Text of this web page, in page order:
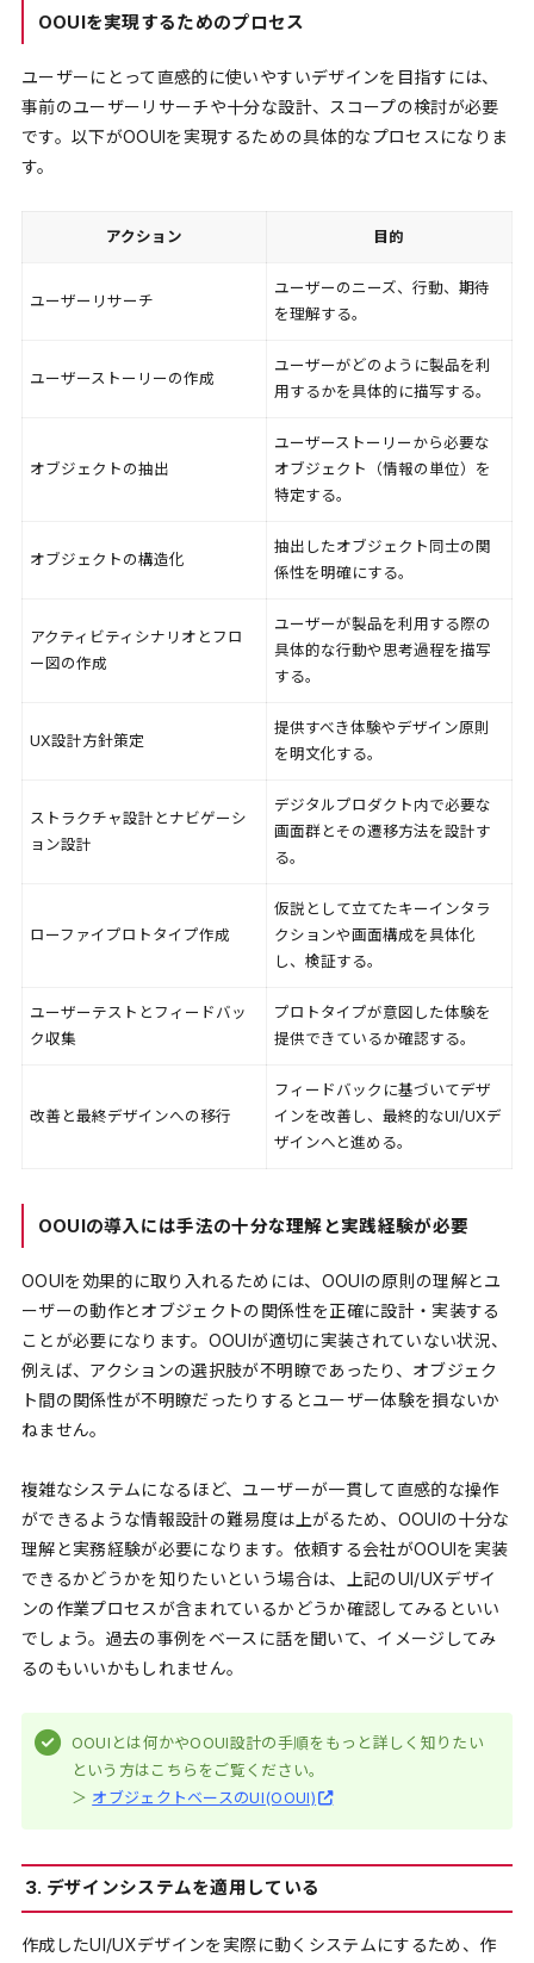
OOUIを実現するためのプロセス
ユーザーにとって直感的に使いやすいデザインを目指すには、
事前のユーザーリサーチや十分な設計、スコープの検討が必要
です。以下がOOUIを実現するための具体的なプロセスになりま
す。
アクション 目的
ユーザーリサーチ
ユーザーのニーズ、行動、期待
を理解する。
ユーザーストーリーの作成
ユーザーがどのように製品を利
用するかを具体的に描写する。
オブジェクトの抽出
ユーザーストーリーから必要な
オブジェクト（情報の単位）を
特定する。
オブジェクトの構造化
抽出したオブジェクト同士の関
係性を明確にする。
アクティビティシナリオとフロ
ー図の作成
ユーザーが製品を利用する際の
具体的な行動や思考過程を描写
する。
UX設計方針策定
提供すべき体験やデザイン原則
を明文化する。
ストラクチャ設計とナビゲーシ
ョン設計
デジタルプロダクト内で必要な
画面群とその遷移方法を設計す
る。
ローファイプロトタイプ作成
仮説として立てたキーインタラ
クションや画面構成を具体化
し、検証する。
ユーザーテストとフィードバッ
ク収集
プロトタイプが意図した体験を
提供できているか確認する。
改善と最終デザインへの移行
フィードバックに基づいてデザ
インを改善し、最終的なUI/UXデ
ザインへと進める。
OOUIの導入には手法の十分な理解と実践経験が必要
OOUIを効果的に取り入れるためには、OOUIの原則の理解とユ
ーザーの動作とオブジェクトの関係性を正確に設計・実装する
ことが必要になります。OOUIが適切に実装されていない状況、
例えば、アクションの選択肢が不明瞭であったり、オブジェク
ト間の関係性が不明瞭だったりするとユーザー体験を損ないか
ねません。
複雑なシステムになるほど、ユーザーが一貫して直感的な操作
ができるような情報設計の難易度は上がるため、OOUIの十分な
理解と実務経験が必要になります。依頼する会社がOOUIを実装
できるかどうかを知りたいという場合は、上記のUI/UXデザイ
ンの作業プロセスが含まれているかどうか確認してみるといい
でしょう。過去の事例をベースに話を聞いて、イメージしてみ
るのもいいかもしれません。
OOUIとは何かやOOUI設計の手順をもっと詳しく知りたい
という方はこちらをご覧ください。
＞ オブジェクトベースのUI(OOUI)
3. デザインシステムを適用している
作成したUI/UXデザインを実際に動くシステムにするため、作